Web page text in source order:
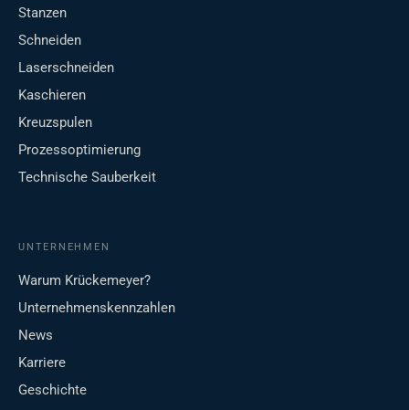
Stanzen
Schneiden
Laserschneiden
Kaschieren
Kreuzspulen
Prozessoptimierung
Technische Sauberkeit
UNTERNEHMEN
Warum Krückemeyer?
Unternehmenskennzahlen
News
Karriere
Geschichte